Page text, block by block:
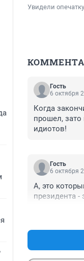
Увидели
Гость
6 октября
Когда
прошел, зато
идиотов!
Гость
6 октября
А, это
президента -